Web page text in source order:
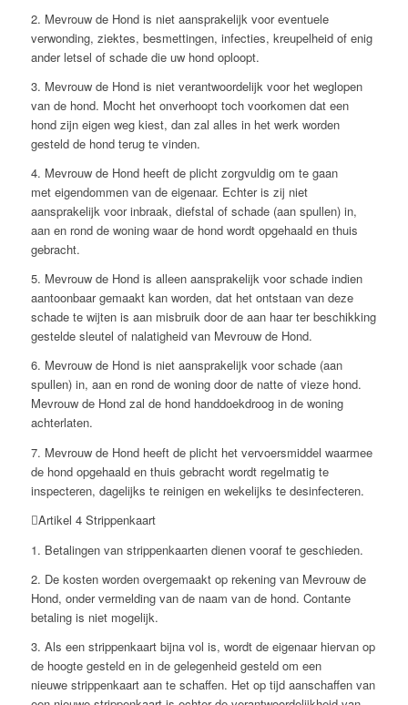
2. Mevrouw de Hond is niet aansprakelijk voor eventuele
verwonding, ziektes, besmettingen, infecties, kreupelheid of enig
ander letsel of schade die uw hond oploopt.
3. Mevrouw de Hond is niet verantwoordelijk voor het weglopen
van de hond. Mocht het onverhoopt toch voorkomen dat een
hond zijn eigen weg kiest, dan zal alles in het werk worden
gesteld de hond terug te vinden.
4. Mevrouw de Hond heeft de plicht zorgvuldig om te gaan
met eigendommen van de eigenaar. Echter is zij niet
aansprakelijk voor inbraak, diefstal of schade (aan spullen) in,
aan en rond de woning waar de hond wordt opgehaald en thuis
gebracht.
5. Mevrouw de Hond is alleen aansprakelijk voor schade indien
aantoonbaar gemaakt kan worden, dat het ontstaan van deze
schade te wijten is aan misbruik door de aan haar ter beschikking
gestelde sleutel of nalatigheid van Mevrouw de Hond.
6. Mevrouw de Hond is niet aansprakelijk voor schade (aan
spullen) in, aan en rond de woning door de natte of vieze hond.
Mevrouw de Hond zal de hond handdoekdroog in de woning
achterlaten.
7. Mevrouw de Hond heeft de plicht het vervoersmiddel waarmee
de hond opgehaald en thuis gebracht wordt regelmatig te
inspecteren, dagelijks te reinigen en wekelijks te desinfecteren.
Artikel 4 Strippenkaart
1. Betalingen van strippenkaarten dienen vooraf te geschieden.
2. De kosten worden overgemaakt op rekening van Mevrouw de
Hond, onder vermelding van de naam van de hond. Contante
betaling is niet mogelijk.
3. Als een strippenkaart bijna vol is, wordt de eigenaar hiervan op
de hoogte gesteld en in de gelegenheid gesteld om een
nieuwe strippenkaart aan te schaffen. Het op tijd aanschaffen van